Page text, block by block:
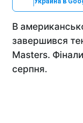
В
завершився
Masters. Фінали
серпня.